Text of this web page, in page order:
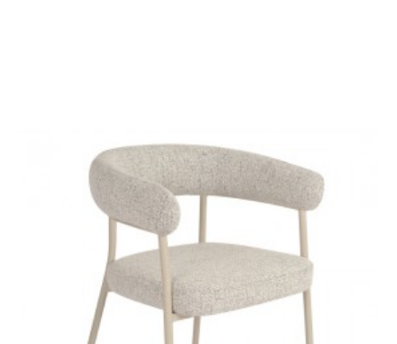
KRZESŁO OBROTOWE
LIVORNO PETROL
549,43 zł
KRZESŁO OBROTOWE
LIVORNO BEŻOWE
488,99 zł 549,43 zł